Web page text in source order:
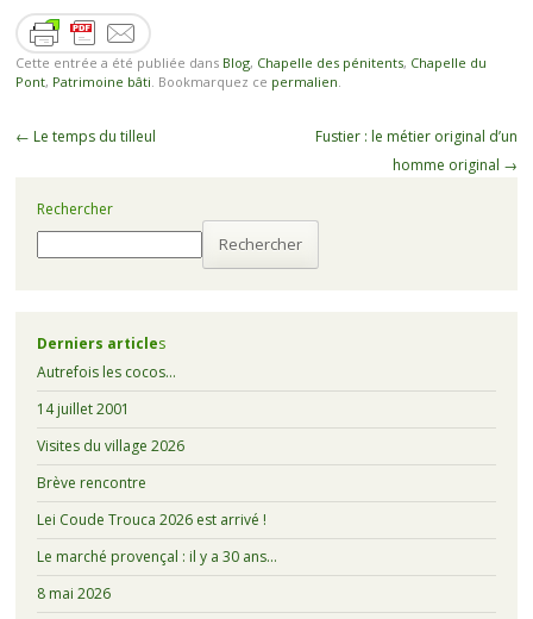
Cette entrée a été publiée dans Blog, Chapelle des pénitents, Chapelle du
Pont, Patrimoine bâti. Bookmarquez ce permalien.
← Le temps du tilleul
Fustier : le métier original d’un
homme original →
Rechercher
Rechercher
Derniers articles
Autrefois les cocos…
14 juillet 2001
Visites du village 2026
Brève rencontre
Lei Coude Trouca 2026 est arrivé !
Le marché provençal : il y a 30 ans…
8 mai 2026